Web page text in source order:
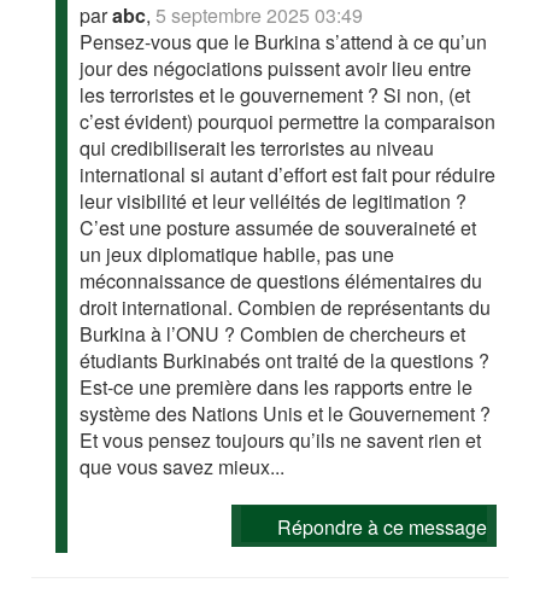
parabc,5 septembre 2025 03:49
Pensez-vous que le Burkina s’attend à ce qu’un
jour des négociations puissent avoir lieu entre
les terroristes et le gouvernement ? Si non, (et
c’est évident) pourquoi permettre la comparaison
qui credibiliserait les terroristes au niveau
international si autant d’effort est fait pour réduire
leur visibilité et leur velléités de legitimation ?
C’est une posture assumée de souveraineté et
un jeux diplomatique habile, pas une
méconnaissance de questions élémentaires du
droit international. Combien de représentants du
Burkina à l’ONU ? Combien de chercheurs et
étudiants Burkinabés ont traité de la questions ?
Est-ce une première dans les rapports entre le
système des Nations Unis et le Gouvernement ?
Et vous pensez toujours qu’ils ne savent rien et
que vous savez mieux...
Répondre à ce message